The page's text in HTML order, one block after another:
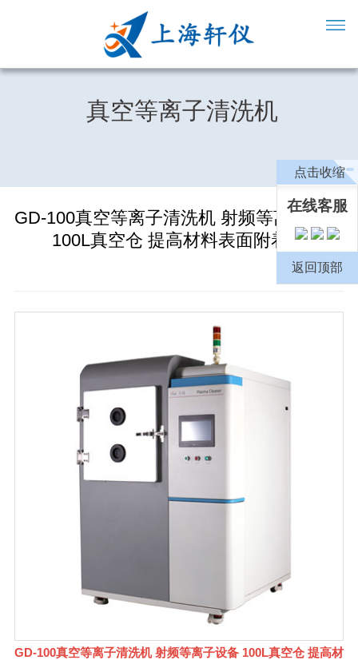
真空等离子清洗机
GD-100真空等离子清洗机 射频等离子设备
100L真空仓 提高材料表面附着力
GD-100真空等离子清洗机 射频等离子设备 100L真空仓 提高材
点击收缩
在线客服
返回顶部